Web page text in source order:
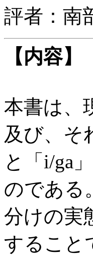
評者：南
【内容】
本書は、
及び、そ
と「i/ga
のである
分けの実
すること